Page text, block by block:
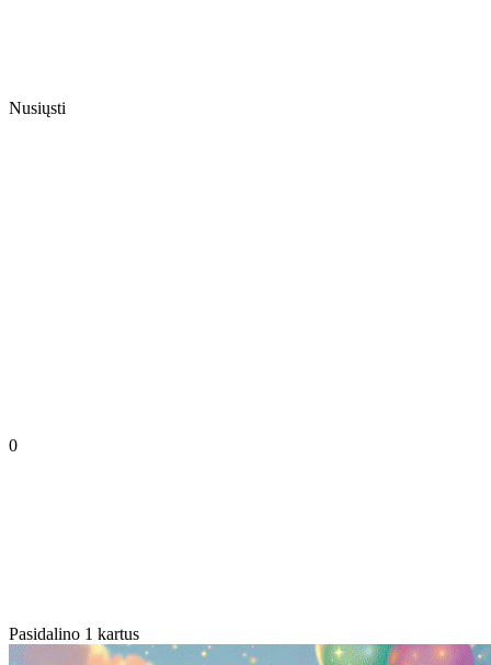
Nusiųsti
0
Pasidalino 1 kartus